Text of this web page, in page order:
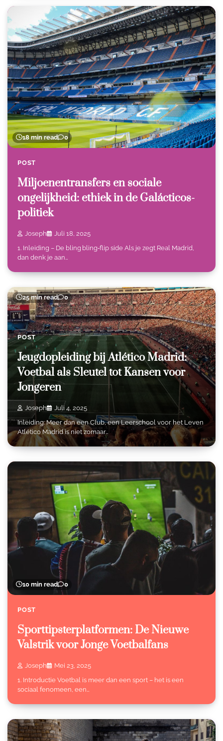
18 min read 0
POST
Miljoenentransfers en sociale
ongelijkheid: ethiek in de Galácticos-
politiek
Joseph
Juli 18, 2025
1. Inleiding – De bling bling‑flip side Als je zegt Real Madrid,
dan denk je aan…
25 min read 0
POST
Jeugdopleiding bij Atlético Madrid:
Voetbal als Sleutel tot Kansen voor
Jongeren
Joseph
Juli 4, 2025
Inleiding: Meer dan een Club, een Leerschool voor het Leven
Atlético Madrid is niet zomaar…
10 min read 0
POST
Sporttipsterplatformen: De Nieuwe
Valstrik voor Jonge Voetbalfans
Joseph
Mei 23, 2025
1. Introductie Voetbal is meer dan een sport – het is een
sociaal fenomeen, een…